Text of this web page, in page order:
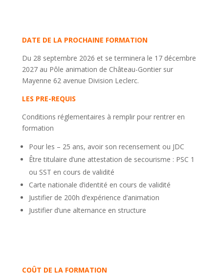
DATE DE LA PROCHAINE FORMATION
Du 28 septembre 2026 et se terminera le 17 décembre
2027au Pôle animation de Château-Gontier sur
Mayenne 62 avenue Division Leclerc.
LES PRE-REQUIS
Conditions réglementaires à remplir pour rentrer en
formation
Pour les – 25 ans, avoir son recensement ou JDC
Être titulaire d’une attestation de secourisme : PSC 1
ou SST en cours de validité
Carte nationale d’identité en cours de validité
Justifier de 200h d’expérience d’animation
Justifier d’une alternance en structure
COÛT DE LA FORMATION